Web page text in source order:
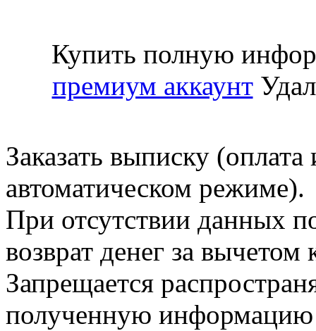
Купить полную
премиум аккаунт
Заказать выписку
автоматическом режиме).
При отсутствии данных
возврат денег за
Запрещается
полученную информацию